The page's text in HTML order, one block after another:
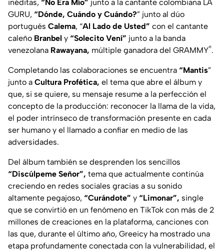
inéditas, “ No Era Mío” junto a la cantante colombiana LA
GURU, “Dónde, Cuándo y Cuándo?” junto al dúo
portugués Calema, “Al Lado de Usted” con el cantante
caleño Branbel y “Solecito Vení” junto a la banda
venezolana Rawayana, múltiple ganadora del GRAMMY®.
Completando las colaboraciones se encuentra “Mantis”
junto a Cultura Profética, el tema que abre el álbum y
que, si se quiere, su mensaje resume a la perfección el
concepto de la producción: reconocer la llama de la vida,
el poder intrínseco de transformación presente en cada
ser humano y el llamado a confiar en medio de las
adversidades.
Del álbum también se desprenden los sencillos
“Discúlpeme Señor”, tema que actualmente continúa
creciendo en redes sociales gracias a su sonido
altamente pegajoso, “Curándote” y “Limonar”, single
que se convirtió en un fenómeno en TikTok con más de 2
millones de creaciones en la plataforma, canciones con
las que, durante el último año, Greeicy ha mostrado una
etapa profundamente conectada con la vulnerabilidad, el